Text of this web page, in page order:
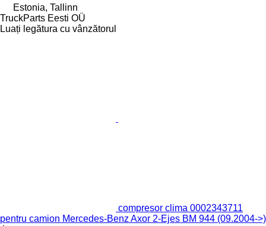
Estonia, Tallinn
TruckParts Eesti OÜ
Luați legătura cu vânzătorul
compresor clima 0002343711
pentru camion Mercedes-Benz Axor 2-Ejes BM 944 (09.2004->)